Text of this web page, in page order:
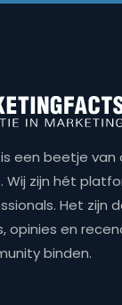
een beetje van
Wij zijn hét
Het zijn
opinies en
binden.